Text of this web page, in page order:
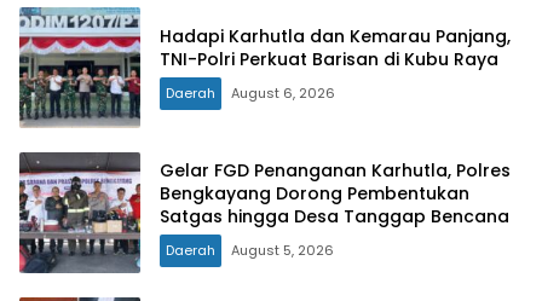
Hadapi Karhutla dan Kemarau Panjang,
TNI-Polri Perkuat Barisan di Kubu Raya
Daerah August 6, 2026
Gelar FGD Penanganan Karhutla, Polres
Bengkayang Dorong Pembentukan
Satgas hingga Desa Tanggap Bencana
Daerah August 5, 2026